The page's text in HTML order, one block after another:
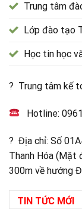
Trung tâm
Lớp đào tạo
Học tin học
? Trung tâm kế
Hotline:
? Địa chỉ: Số
Thanh Hóa (Mặt
300m về hướng
TIN TỨC MỚI